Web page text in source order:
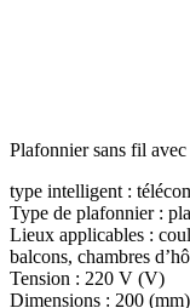
Plafonnier sans fil
type intelligent :
Type de plafonnier :
Lieux applicables :
balcons, chambres
Tension : 220 V (V)
Dimensions : 200 (mm)